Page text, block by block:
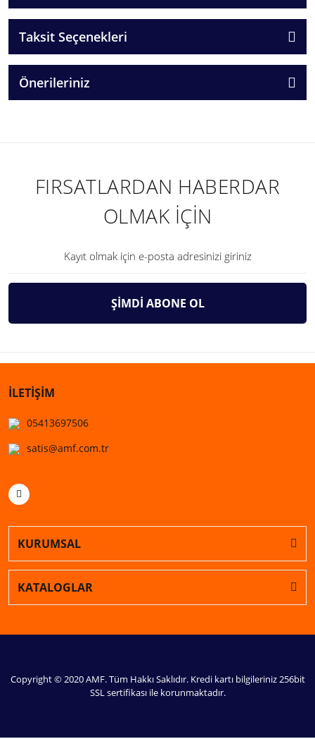
Taksit Seçenekleri
Önerileriniz
FIRSATLARDAN HABERDAR
OLMAK İÇİN
ŞİMDİ ABONE OL
İLETİŞİM
05413697506
satis@amf.com.tr
KURUMSAL
KATALOGLAR
Copyright © 2020 AMF. Tüm Hakkı Saklıdır. Kredi kartı bilgileriniz 256bit
SSL sertifikası ile korunmaktadır.